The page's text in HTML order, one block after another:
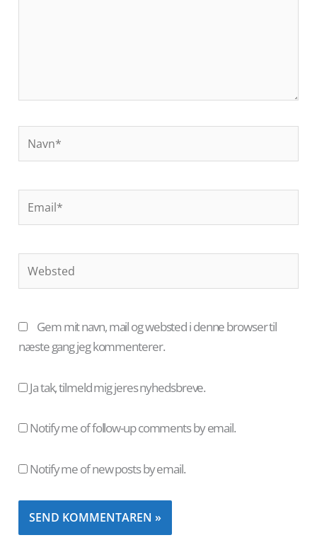
Websted
Gem mit navn, mail og websted i denne browser til
næste gang jeg kommenterer.
Ja tak, tilmeld mig jeres nyhedsbreve.
Notify me of follow-up comments by email.
Notify me of new posts by email.